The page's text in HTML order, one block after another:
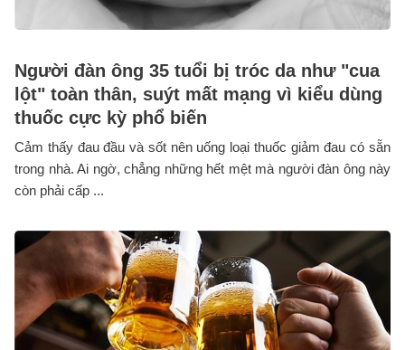
Người đàn ông 35 tuổi bị tróc da như "cua
lột" toàn thân, suýt mất mạng vì kiểu dùng
thuốc cực kỳ phổ biến
Cảm thấy đau đầu và sốt nên uống loại thuốc giảm đau có sẵn
trong nhà. Ai ngờ, chẳng những hết mệt mà người đàn ông này
còn phải cấp ...